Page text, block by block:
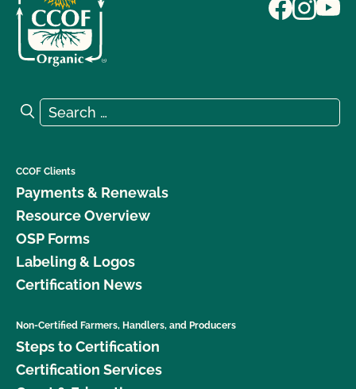
Search for:
Search
CCOF Clients
Payments & Renewals
Resource Overview
OSP Forms
Labeling & Logos
Certification News
Non-Certified Farmers, Handlers, and Producers
Steps to Certification
Certification Services